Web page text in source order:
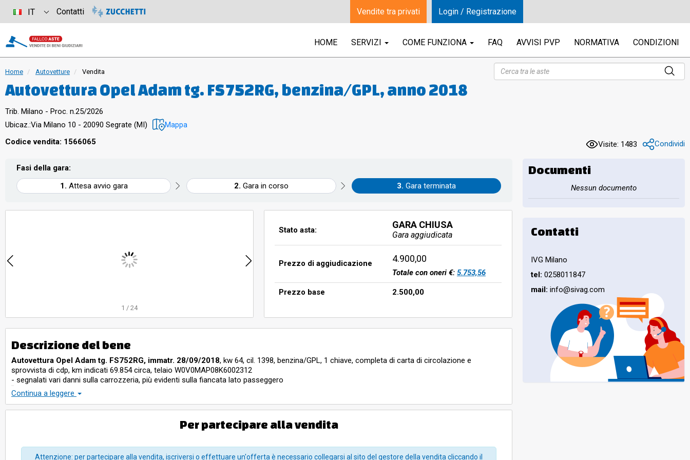
HOME SERVIZI COME FUNZIONA FAQ AVVISI PVP NORMATIVA CONDIZIONI
Home Autovetture Vendita
Autovettura Opel Adam tg. FS752RG, benzina/GPL, anno 2018
Trib. Milano - Proc. n.25/2026
Ubicaz.:Via Milano 10 - 20090 Segrate (MI) Mappa
Codice vendita: 1566065 Visite: 1483 Condividi
Fasi della gara:
Attesa avvio gara
Gara in corso Gara terminata
1 / 24
Stato asta: GARA CHIUSA
Gara aggiudicata
Prezzo di aggiudicazione 4.900,00
Totale con oneri €: 5.753,56
Prezzo base 2.500,00
Descrizione del bene
Autovettura Opel Adam tg. FS752RG, immatr. 28/09/2018, kw 64, cil. 1398, benzina/GPL, 1 chiave, completa di carta di circolazione e
sprovvista di cdp, km indicati 69.854 circa, telaio W0V0MAP08K6002312
- segnalati vari danni sulla carrozzeria, più evidenti sulla fiancata lato passeggero
N.B.:airbag sedile anteriore passeggero e airbag a tendina scoppiati
Trattasi di mezzo depositato presso la sede della Sivag (via Milano 10 - Redecesio di Segrate), che dovrà essere ivi ritirato a cura e spese
dalla consegna dell'atto di vendita
La visione del veicolo è possibile
Continua a leggere
Per partecipare alla vendita
Attenzione: per partecipare alla vendita, iscriversi o effettuare un'offerta è necessario collegarsi al sito del gestore della vendita cliccando il
Documenti
Nessun documento
Contatti
IVG Milano
tel: 0258011847
mail: info@sivag.com
IT Contatti Vendite tra privati Login / Registrazione